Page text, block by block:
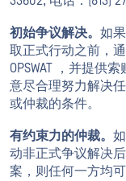
初始争议解决。 如
取正式行动之前，
OPSWAT ，并提供
意尽合理努力解决
或仲裁的条件。
有约束力的仲裁。
动非正式争议解决
案，则任何一方均